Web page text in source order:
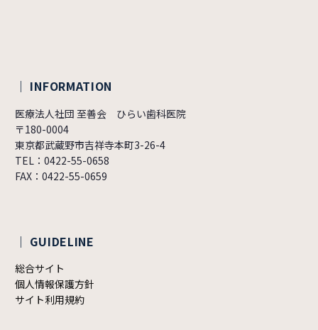
｜ INFORMATION
医療法人社団 至善会 ひらい歯科医院
〒180-0004
東京都武蔵野市吉祥寺本町3-26-4
TEL：0422-55-0658
FAX：0422-55-0659
｜ GUIDELINE
総合サイト
個人情報保護方針
サイト利用規約